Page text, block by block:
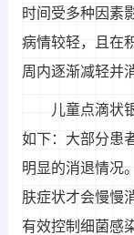
时间受多种因素
病情较轻，且在
周内逐渐减轻并
儿童点滴状
如下：大部分患
明显的消退情况
肤症状才会慢慢
有效控制细菌感